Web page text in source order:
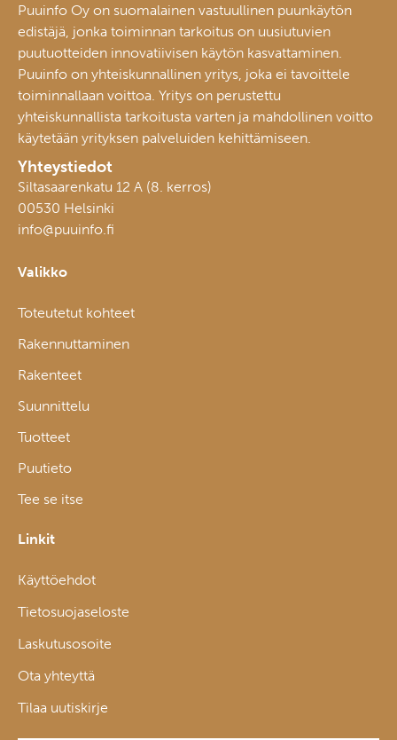
Puuinfo Oy on suomalainen vastuullinen puunkäytön
edistäjä, jonka toiminnan tarkoitus on uusiutuvien
puutuotteiden innovatiivisen käytön kasvattaminen.
Puuinfo on yhteiskunnallinen yritys, joka ei tavoittele
toiminnallaan voittoa. Yritys on perustettu
yhteiskunnallista tarkoitusta varten ja mahdollinen voitto
käytetään yrityksen palveluiden kehittämiseen.
Yhteystiedot
Siltasaarenkatu 12 A (8. kerros)
00530 Helsinki
info@puuinfo.fi
Valikko
Toteutetut kohteet
Rakennuttaminen
Rakenteet
Suunnittelu
Tuotteet
Puutieto
Tee se itse
Linkit
Käyttöehdot
Tietosuojaseloste
Laskutusosoite
Ota yhteyttä
Tilaa uutiskirje